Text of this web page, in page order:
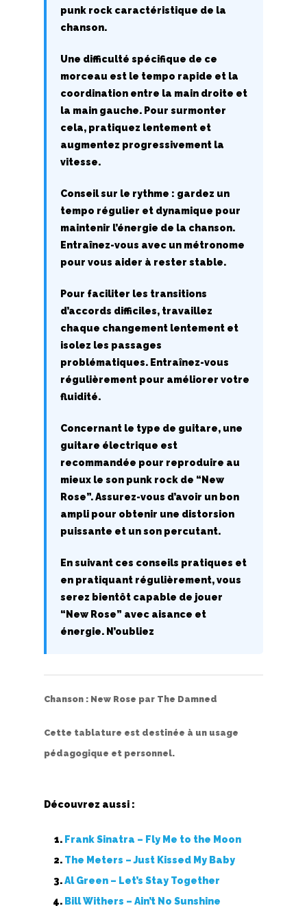
punk rock caractéristique de la
chanson.
Une difficulté spécifique de ce
morceau est le tempo rapide et la
coordination entre la main droite et
la main gauche. Pour surmonter
cela, pratiquez lentement et
augmentez progressivement la
vitesse.
Conseil sur le rythme : gardez un
tempo régulier et dynamique pour
maintenir l’énergie de la chanson.
Entraînez-vous avec un métronome
pour vous aider à rester stable.
Pour faciliter les transitions
d’accords difficiles, travaillez
chaque changement lentement et
isolez les passages
problématiques. Entraînez-vous
régulièrement pour améliorer votre
fluidité.
Concernant le type de guitare, une
guitare électrique est
recommandée pour reproduire au
mieux le son punk rock de “New
Rose”. Assurez-vous d’avoir un bon
ampli pour obtenir une distorsion
puissante et un son percutant.
En suivant ces conseils pratiques et
en pratiquant régulièrement, vous
serez bientôt capable de jouer
“New Rose” avec aisance et
énergie. N’oubliez
Chanson : New Rose par The Damned
Cette tablature est destinée à un usage
pédagogique et personnel.
Découvrez aussi :
Frank Sinatra – Fly Me to the Moon
The Meters – Just Kissed My Baby
Al Green – Let’s Stay Together
Bill Withers – Ain’t No Sunshine
V
X
Y
Z
Top 100
Accords de guitare